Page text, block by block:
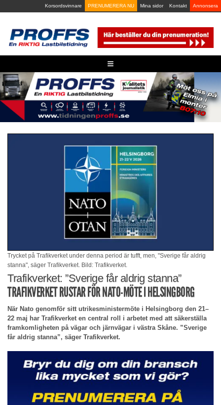
to
Korsordsvinnare PRENUMERERA NU Mina sidor Kontakt Annonsera
≡
Trycket på Trafikverket under denna period är tufft, men, "Sverige får aldrig
stanna", säger Trafikverket. Bild: Trafikverket.
Trafikverket: ”Sverige får aldrig stanna”
TRAFIKVERKET RUSTAR FÖR NATO-MÖTE I HELSINGBORG
När Nato genomför sitt utrikesministermöte i Helsingborg den 21–
22 maj har Trafikverket en central roll i arbetet med att säkerställa
framkomligheten på vägar och järnvägar i västra Skåne. ”Sverige
får aldrig stanna”, säger Trafikverket.